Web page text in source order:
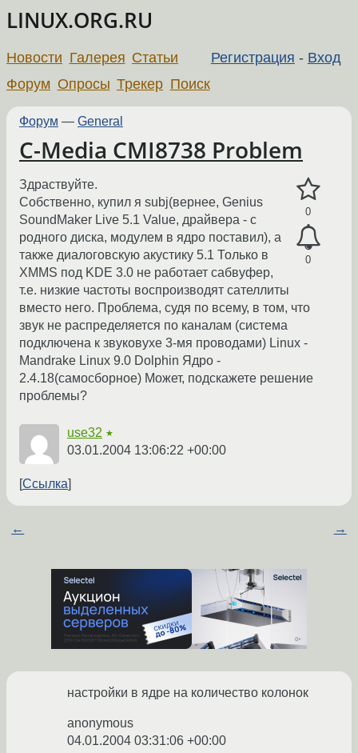
LINUX.ORG.RU
Регистрация - Вход
Новости Галерея Статьи
Форум Опросы Трекер Поиск
Форум — General
C-Media CMI8738 Problem
0
0
Здраствуйте.
Собственно, купил я subj(вернее, Genius
SoundMaker Live 5.1 Value, драйвера - с
родного диска, модулем в ядро поставил), а
также диалоговскую акустику 5.1 Только в
XMMS под KDE 3.0 не работает сабвуфер,
т.е. низкие частоты воспроизводят сателлиты
вместо него. Проблема, судя по всему, в том, что
звук не распределяется по каналам (система
подключена к звуковухе 3-мя проводами) Linux -
Mandrake Linux 9.0 Dolphin Ядро -
2.4.18(самосборное) Может, подскажете решение
проблемы?
use32 ★
03.01.2004 13:06:22 +00:00
Ссылка
← →
настройки в ядре на количество колонок
anonymous
04.01.2004 03:31:06 +00:00